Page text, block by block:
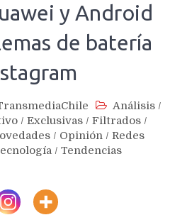
y Android
de batería
Análisis /
/ Exclusivas / Filtrados /
/ Opinión / Redes
/ Tendencias